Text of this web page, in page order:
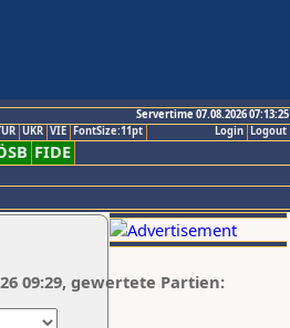
Servertime 07.08.2026 07:13:25
Logout
Login
UKR VIE FontSize:11pt
FIDE
09:29, gewertete Partien: